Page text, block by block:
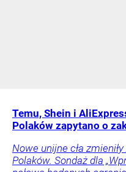
Temu, Shein i
Polaków zapytano o
Nowe unijne cła
Polaków. Sondaż dla